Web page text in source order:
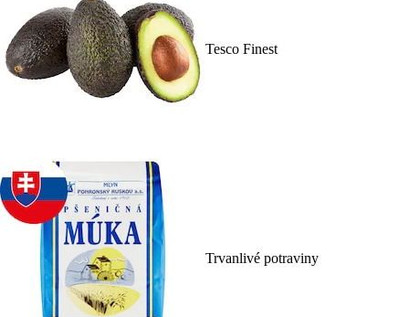
Tesco Finest
Trvanlivé potraviny